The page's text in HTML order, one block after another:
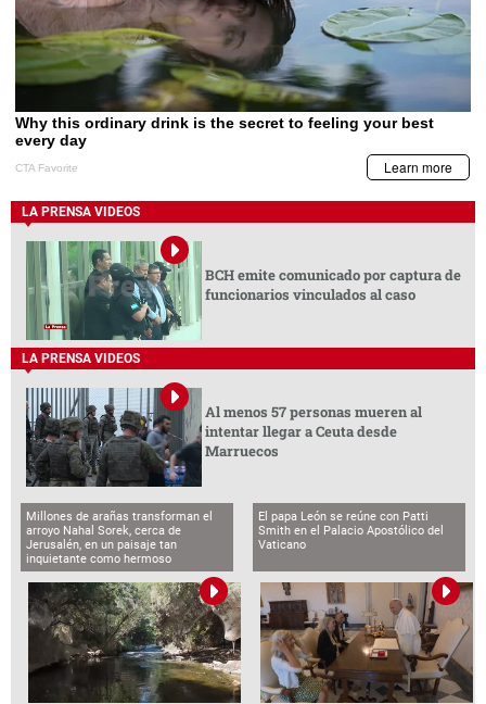
LA PRENSA VIDEOS
BCH emite comunicado por captura de
funcionarios vinculados al caso
LA PRENSA VIDEOS
Al menos 57 personas mueren al
intentar llegar a Ceuta desde
Marruecos
Millones de arañas transforman el
arroyo Nahal Sorek, cerca de
Jerusalén, en un paisaje tan
inquietante como hermoso
El papa León se reúne con Patti
Smith en el Palacio Apostólico del
Vaticano